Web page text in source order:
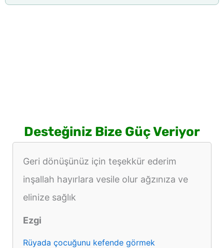
Desteğiniz Bize Güç Veriyor
Geri dönüşünüz için teşekkür ederim
inşallah hayırlara vesile olur ağzınıza ve
elinize sağlık
Ezgi
Rüyada çocuğunu kefende görmek